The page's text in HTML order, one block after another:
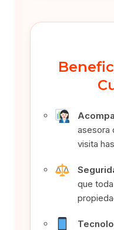
asesora
visita
que